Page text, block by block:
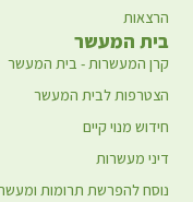
הרצאות
בית המעשר
קרן המעשרות - בית המעשר
הצטרפות לבית המעשר
חידוש מנוי קיים
דיני מעשרות
נוסח להפרשת תרומות